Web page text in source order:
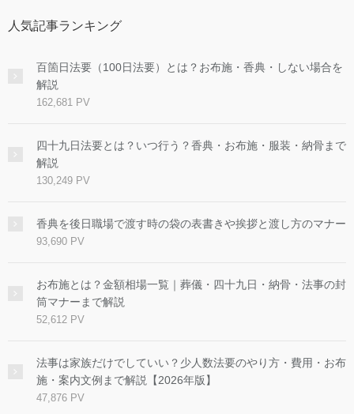
人気記事ランキング
百箇日法要（100日法要）とは？お布施・香典・しない場合を
解説
162,681 PV
四十九日法要とは？いつ行う？香典・お布施・服装・納骨まで
解説
130,249 PV
香典を後日職場で渡す時の袋の表書きや挨拶と渡し方のマナー
93,690 PV
お布施とは？金額相場一覧｜葬儀・四十九日・納骨・法事の封
筒マナーまで解説
52,612 PV
法事は家族だけでしていい？少人数法要のやり方・費用・お布
施・案内文例まで解説【2026年版】
47,876 PV